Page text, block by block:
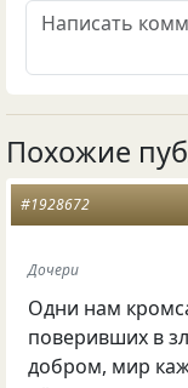
Похожие
#1928672
Дочери
Одни нам
поверивших в
добром, мир